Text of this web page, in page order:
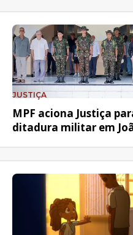
JUSTIÇA
MPF aciona Justiça
ditadura militar em